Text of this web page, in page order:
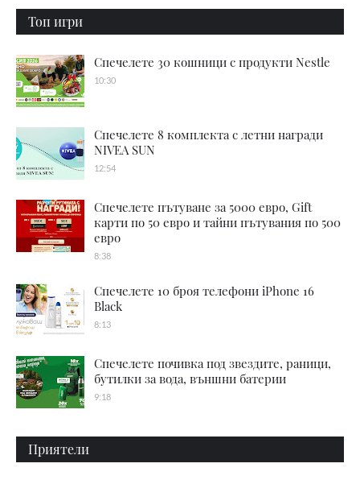
Топ игри
Спечелете 30 кошници с продукти Nestle
10:30
Спечелете 8 комплекта с летни награди
NIVEA SUN
12:54
Спечелете пътуване за 5000 евро, Gift
карти по 50 евро и тайни пътувания по 500
евро
8:38
Спечелете 10 броя телефони iPhone 16
Black
8:13
Спечелете почивка под звездите, раници,
бутилки за вода, външни батерии
9:18
Приятели